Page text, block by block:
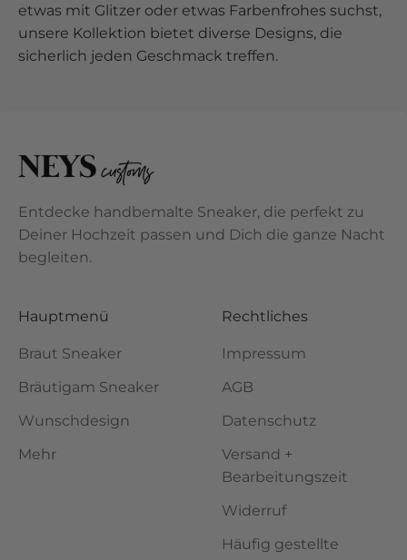
etwas mit Glitzer oder etwas Farbenfrohes suchst,
unsere Kollektion bietet diverse Designs, die
sicherlich jeden Geschmack treffen.
Entdecke handbemalte Sneaker, die perfekt zu
Deiner Hochzeit passen und Dich die ganze Nacht
begleiten.
Hauptmenü
Braut Sneaker
Bräutigam Sneaker
Wunschdesign
Mehr
Rechtliches
Impressum
AGB
Datenschutz
Versand +
Bearbeitungszeit
Widerruf
Häufig gestellte